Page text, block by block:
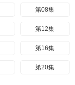
第08集
第12集
第16集
第20集